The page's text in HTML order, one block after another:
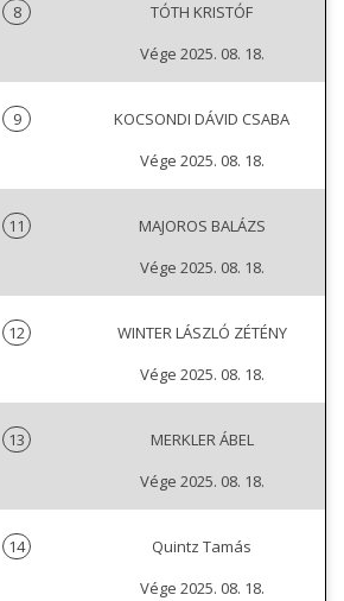
8
TÓTH KRISTÓF
Vége 2025. 08. 18.
9
KOCSONDI DÁVID CSABA
Vége 2025. 08. 18.
11
MAJOROS BALÁZS
Vége 2025. 08. 18.
12
WINTER LÁSZLÓ ZÉTÉNY
Vége 2025. 08. 18.
13
MERKLER ÁBEL
Vége 2025. 08. 18.
14
Quintz Tamás
Vége 2025. 08. 18.